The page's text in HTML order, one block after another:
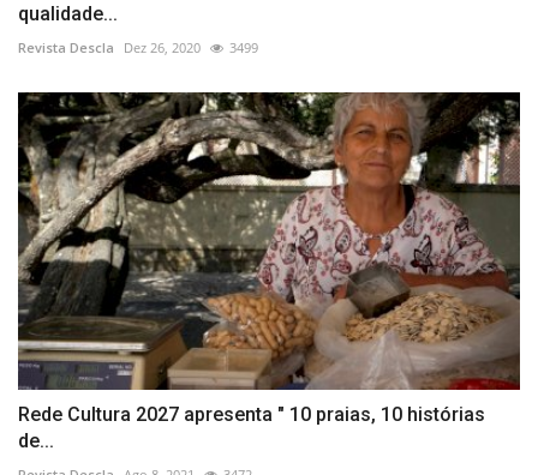
qualidade...
Revista Descla Dez 26, 2020 3499
Rede Cultura 2027 apresenta " 10 praias, 10 histórias
de...